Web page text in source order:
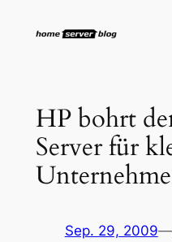
Inhalt
HP bohrt
Server für
Sep. 29, 2009—